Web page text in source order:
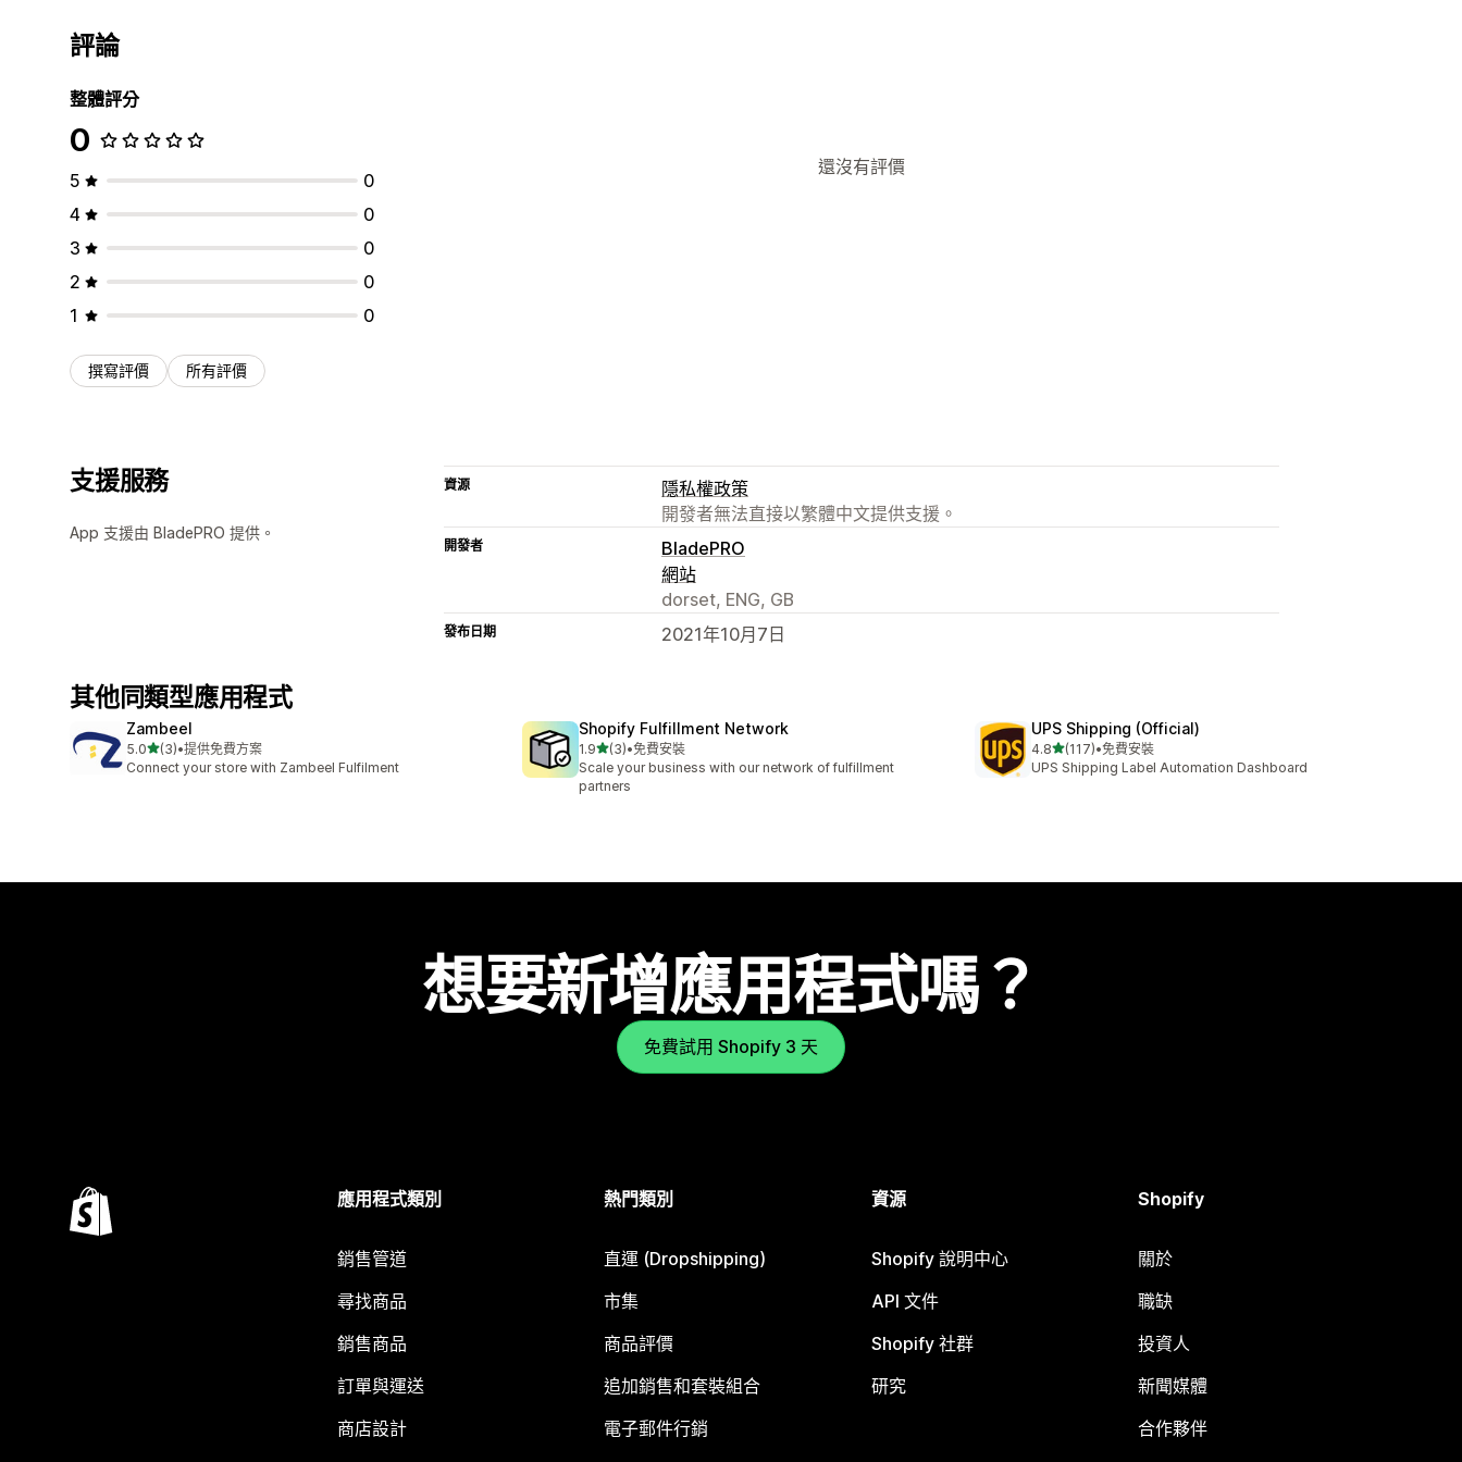
評論
整體評分
0
5
0
4
0
3
0
2
0
1
0
撰寫評價 所有評價
還沒有評價
支援服務
App 支援由 BladePRO 提供。
資源
隱私權政策
開發者無法直接以繁體中文提供支援。
開發者
BladePRO
網站
dorset, ENG, GB
發布日期 2021年10月7日
其他同類型應用程式
Zambeel
5.0滿分 5 顆星
(3)
共有 3 則評價
•提供免費方案
Connect your store with Zambeel Fulfilment
Shopify Fulfillment Network
1.9滿分 5 顆星
(3)
共有 3 則評價
•免費安裝
Scale your business with our network of fulfillment
partners
UPS Shipping (Official)
4.8滿分 5 顆星
(117)
共有 117 則評價
•免費安裝
UPS Shipping Label Automation Dashboard
想要新增應用程式嗎？
免費試用 Shopify 3 天
應用程式類別
銷售管道
尋找商品
銷售商品
訂單與運送
商店設計
熱門類別
直運 (Dropshipping)
市集
商品評價
追加銷售和套裝組合
電子郵件行銷
資源
Shopify 說明中心
API 文件
Shopify 社群
研究
Shopify
關於
職缺
投資人
新聞媒體
合作夥伴